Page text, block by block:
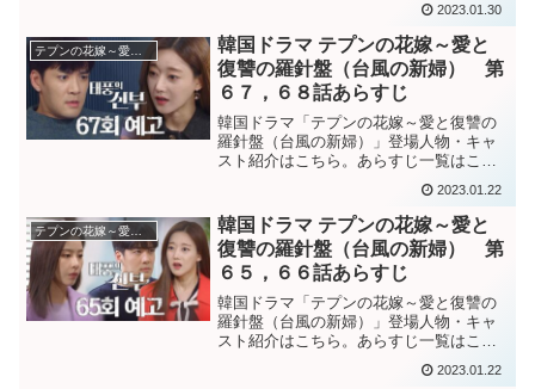
讐の羅針盤（台風の新婦）」第６９話あ
らすじペクサンの隠し部屋に監禁されて
いるモヨンは、正気ではな...
2023.01.30
テプンの花嫁～愛と復讐の羅針盤
韓国ドラマ テプンの花嫁～愛と
復讐の羅針盤（台風の新婦） 第
６７，６８話あらすじ
韓国ドラマ「テプンの花嫁～愛と復讐の
羅針盤（台風の新婦）」登場人物・キャ
スト紹介はこちら。あらすじ一覧はこち
讐の羅針盤（台風の新婦）」第６７話あ
らすじモヨンを病院のVIP室から救出する
ソヨンとテプン。だが...
2023.01.22
テプンの花嫁～愛と復讐の羅針盤
韓国ドラマ テプンの花嫁～愛と
復讐の羅針盤（台風の新婦） 第
６５，６６話あらすじ
韓国ドラマ「テプンの花嫁～愛と復讐の
羅針盤（台風の新婦）」登場人物・キャ
スト紹介はこちら。あらすじ一覧はこち
讐の羅針盤（台風の新婦）」第６５話あ
2023.01.22